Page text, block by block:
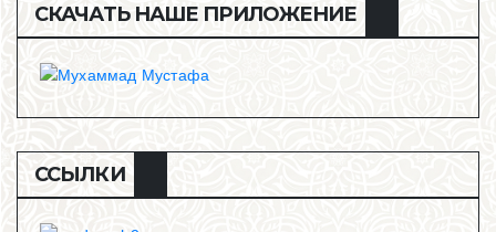
СКАЧАТЬ НАШЕ ПРИЛОЖЕНИЕ
ССЫЛКИ